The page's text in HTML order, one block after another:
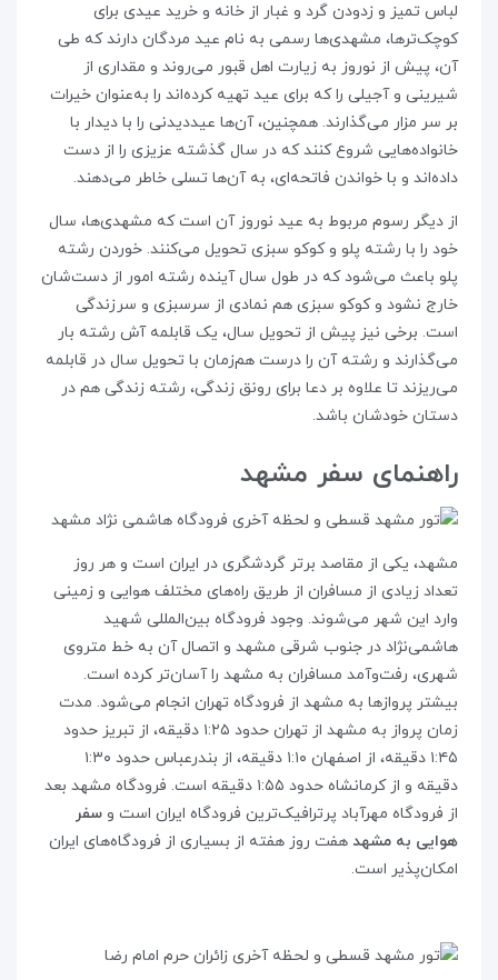
لباس تمیز و زدودن گرد و غبار از خانه و خرید عیدی برای
کوچک‌ترها، مشهدی‌ها رسمی به نام عید مردگان دارند که طی
آن، پیش از نوروز به زیارت اهل قبور می‌روند و مقداری از
شیرینی و آجیلی را که برای عید تهیه کرده‌اند را به‌عنوان خیرات
بر سر مزار می‌گذارند. همچنین، آن‌ها عیددیدنی را با دیدار با
خانواده‌هایی شروع کنند که در سال گذشته عزیزی را از دست
داده‌اند و با خواندن فاتحه‌ای، به آن‌ها تسلی خاطر می‌دهند.
از دیگر رسوم مربوط به عید نوروز آن است که مشهدی‌ها، سال
خود را با رشته پلو و کوکو سبزی تحویل می‌کنند. خوردن رشته
پلو باعث می‌شود که در طول سال آینده رشته امور از دست‌شان
خارج نشود و کوکو سبزی هم نمادی از سرسبزی و سرزندگی
است. برخی نیز پیش از تحویل سال، یک قابلمه آش رشته بار
می‌گذارند و رشته آن را درست هم‌زمان با تحویل سال در قابلمه
می‌ریزند تا علاوه بر دعا برای رونق زندگی، رشته زندگی هم در
دستان خودشان باشد.
راهنمای سفر مشهد
مشهد، یکی از مقاصد برتر گردشگری در ایران است و هر روز
تعداد زیادی از مسافران از طریق راه‌های مختلف هوایی و زمینی
وارد این شهر می‌شوند. وجود فرودگاه بین‌المللی شهید
هاشمی‌نژاد در جنوب شرقی مشهد و اتصال آن به خط متروی
شهری، رفت‌وآمد مسافران به مشهد را آسان‌تر کرده است.
بیشتر پروازها به مشهد از فرودگاه تهران انجام می‌شود. مدت
زمان پرواز به مشهد از تهران حدود ۱:۲۵ دقیقه، از تبریز حدود
۱:۴۵ دقیقه، از اصفهان ۱:۱۰ دقیقه، از بندرعباس حدود ۱:۳۰
دقیقه و از کرمانشاه حدود ۱:۵۵ دقیقه است. فرودگاه مشهد بعد
از فرودگاه مهرآباد پرترافیک‌ترین فرودگاه ایران است و سفر
هوایی به مشهد هفت روز هفته از بسیاری از فرودگاه‌های ایران
امکان‌پذیر است.